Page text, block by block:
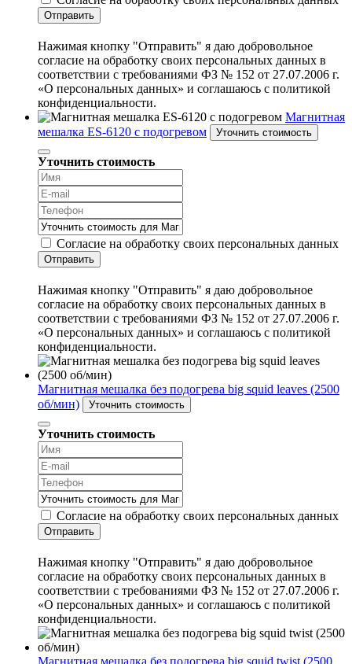
Отправить
Нажимая кнопку "Отправить" я даю добровольное
согласие на обработку своих персональных данных в
соответствии с требованиями ФЗ № 152 от 27.07.2006 г.
«О персональных данных» и соглашаюсь с политикой
конфиденциальности.
Магнитная
мешалка ES-6120 с подогревом
Уточнить стоимость
Уточнить стоимость
Согласие на обработку своих персональных данных
Отправить
Нажимая кнопку "Отправить" я даю добровольное
согласие на обработку своих персональных данных в
соответствии с требованиями ФЗ № 152 от 27.07.2006 г.
«О персональных данных» и соглашаюсь с политикой
конфиденциальности.
Магнитная мешалка без подогрева big squid leaves (2500
об/мин)
Уточнить стоимость
Уточнить стоимость
Согласие на обработку своих персональных данных
Отправить
Нажимая кнопку "Отправить" я даю добровольное
согласие на обработку своих персональных данных в
соответствии с требованиями ФЗ № 152 от 27.07.2006 г.
«О персональных данных» и соглашаюсь с политикой
конфиденциальности.
Магнитная мешалка без подогрева big squid twist (2500